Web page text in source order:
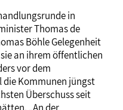
in
Thomas de
Böhle Gelegenheit
an ihrem öffentlichen
vor dem
die Kommunen jüngst
Überschuss seit